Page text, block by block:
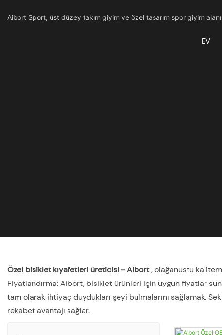
Aibort Sport, üst düzey takım giyim ve özel tasarım spor giyim
EV
Özel bisiklet kıyafetleri üreticisi - Aibort, olağanüstü
Fiyatlandırma: Aibort, bisiklet ürünleri için uygun fiyatlar
tam olarak ihtiyaç duydukları şeyi bulmalarını sağlamak.
rekabet avantajı sağlar.